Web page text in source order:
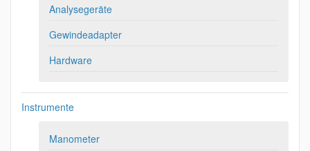
Analysegeräte
Gewindeadapter
Hardware
Instrumente
Manometer